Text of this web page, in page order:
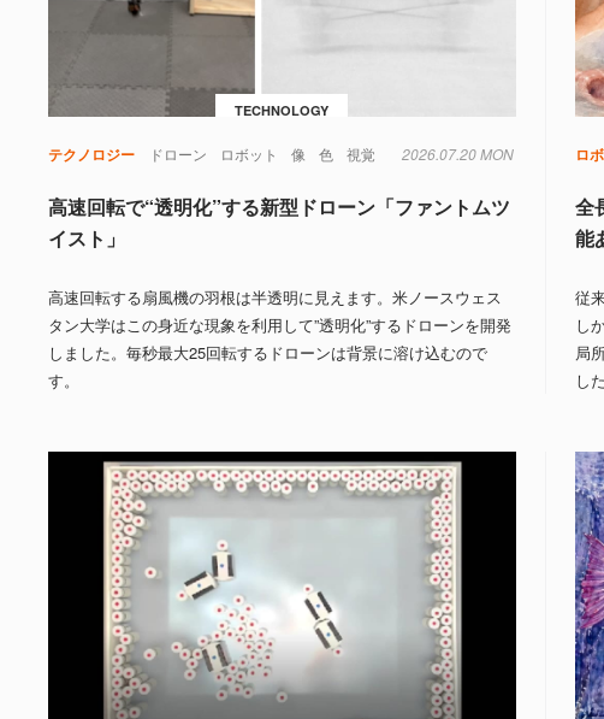
TECHNOLOGY
テクノロジー ドローン ロボット 像 色 視覚 2026.07.20 MON
高速回転で“透明化”する新型ドローン「ファントムツ
イスト」
高速回転する扇風機の羽根は半透明に見えます。米ノースウェス
タン大学はこの身近な現象を利用して”透明化”するドローンを開発
しました。毎秒最大25回転するドローンは背景に溶け込むので
す。
ロ
全
能
従
し
局
した